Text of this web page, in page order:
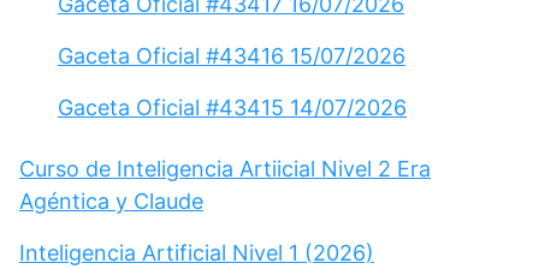
Gaceta Oficial #43416 15/07/2026
Gaceta Oficial #43415 14/07/2026
Curso de Inteligencia Artiicial Nivel 2 Era
Agéntica y Claude
Inteligencia Artificial Nivel 1 (2026)